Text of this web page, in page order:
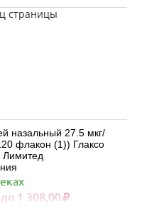
страницы
назальный 27.5 мкг/
(1)) Глаксо
1 308,00